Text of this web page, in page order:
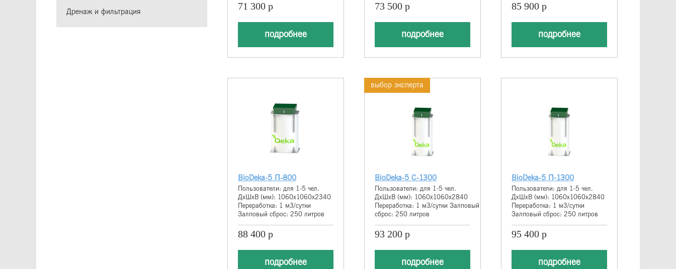
Дренаж и фильтрация
71 300 р
подробнее
73 500 р
подробнее
85 900 р
подробнее
BioDeka-5 П-800
Пользователи: для 1-5 чел.
ДхШхВ (мм): 1060х1060х2340
Переработка: 1 м3/сутки
Залповый сброс: 250 литров
88 400 р
подробнее
выбор эксперта
BioDeka-5 С-1300
Пользователи: для 1-5 чел.
ДхШхВ (мм): 1060х1060х2840
Переработка: 1 м3/сутки Залповый
сброс: 250 литров
93 200 р
подробнее
BioDeka-5 П-1300
Пользователи: для 1-5 чел.
ДхШхВ (мм): 1060х1060х2840
Переработка: 1 м3/сутки
Залповый сброс: 250 литров
95 400 р
подробнее